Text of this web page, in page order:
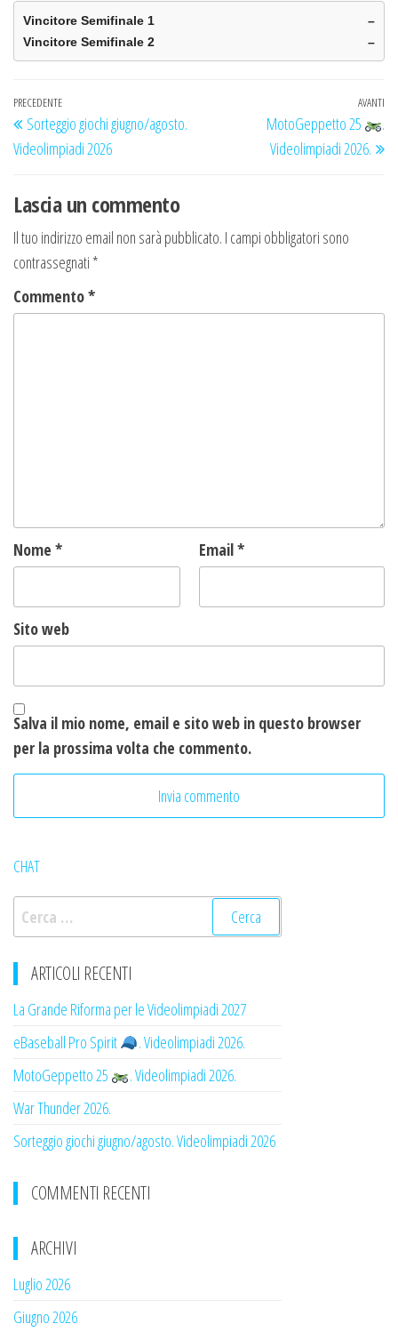
Vincitore Semifinale 1
–
Vincitore Semifinale 2
–
Navigazione
articoli
Articolo
precedente
PRECEDENTE
Sorteggio giochi giugno/agosto.
Videolimpiadi 2026
AVANTI
MotoGeppetto 25
.
Videolimpiadi 2026.
Lascia un commento
Il tuo indirizzo email non sarà pubblicato. I campi obbligatori sono
contrassegnati *
Commento*
Nome * Email*
Sito web
Salva il mio nome, email e sito web in questo browser
per la prossima volta che commento.
CHAT
Ricerca
per:
ARTICOLI RECENTI
La Grande Riforma per le Videolimpiadi 2027
eBaseball Pro Spirit
. Videolimpiadi 2026.
MotoGeppetto 25
. Videolimpiadi 2026.
War Thunder 2026.
Sorteggio giochi giugno/agosto. Videolimpiadi 2026
COMMENTI RECENTI
ARCHIVI
Luglio 2026
Giugno 2026